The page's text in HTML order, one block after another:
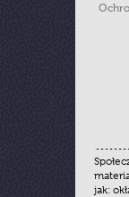
jak: